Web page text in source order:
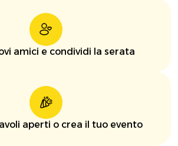
amici e condividi la serata
aperti o crea il tuo evento